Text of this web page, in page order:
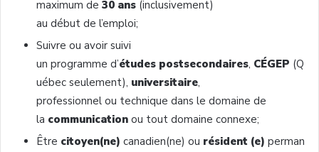
maximum de 30 ans (inclusivement)
au début de l’emploi;
Suivre ou avoir suivi
un programme d’études postsecondaires, CÉGEP (Q
uébec seulement), universitaire,
professionnel ou technique dans le domaine de
la communication ou tout domaine connexe;
Être citoyen(ne) canadien(ne) ou résident (e) perman